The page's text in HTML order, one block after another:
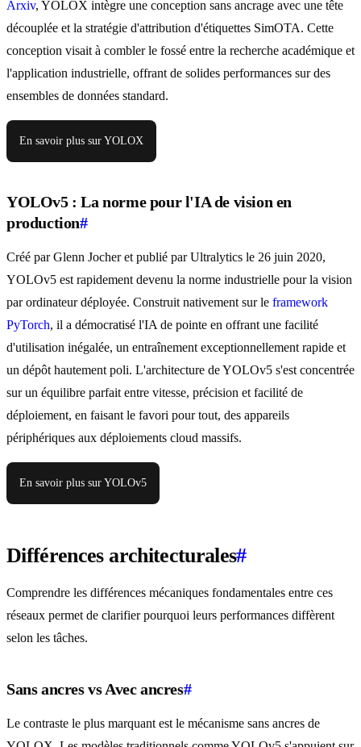
Arxiv, YOLOX intègre une conception sans ancrage avec une tête
découplée et la stratégie d'attribution d'étiquettes SimOTA. Cette
conception visait à combler le fossé entre la recherche académique et
l'application industrielle, offrant de solides performances sur des
ensembles de données standard.
En savoir plus sur YOLOX
YOLOv5 : La norme pour l'IA de vision en
production#
Créé par Glenn Jocher et publié par Ultralytics le 26 juin 2020,
YOLOv5 est rapidement devenu la norme industrielle pour la vision
par ordinateur déployée. Construit nativement sur le framework
PyTorch, il a démocratisé l'IA de pointe en offrant une facilité
d'utilisation inégalée, un entraînement exceptionnellement rapide et
un dépôt hautement poli. L'architecture de YOLOv5 s'est concentrée
sur un équilibre parfait entre vitesse, précision et facilité de
déploiement, en faisant le favori pour tout, des appareils
périphériques aux déploiements cloud massifs.
En savoir plus sur YOLOv5
Différences architecturales#
Comprendre les différences mécaniques fondamentales entre ces
réseaux permet de clarifier pourquoi leurs performances diffèrent
selon les tâches.
Sans ancres vs Avec ancres#
Le contraste le plus marquant est le mécanisme sans ancres de